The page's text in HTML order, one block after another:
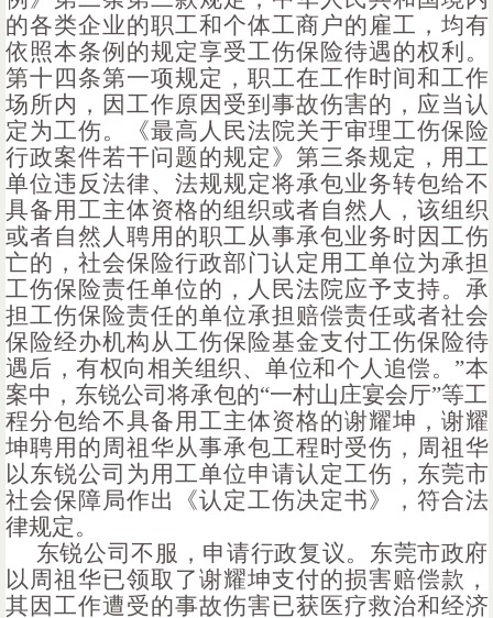
的各类企业的职工和个体工商户的雇工，均有
依照本条例的规定享受工伤保险待遇的权利。
第十四条第一项规定，职工在工作时间和工作
场所内，因工作原因受到事故伤害的，应当认
定为工伤。《最高人民法院关于审理工伤保险
行政案件若干问题的规定》第三条规定，用工
单位违反法律、法规规定将承包业务转包给不
具备用工主体资格的组织或者自然人，该组织
或者自然人聘用的职工从事承包业务时因工伤
亡的，社会保险行政部门认定用工单位为承担
工伤保险责任单位的，人民法院应予支持。承
担工伤保险责任的单位承担赔偿责任或者社会
保险经办机构从工伤保险基金支付工伤保险待
遇后，有权向相关组织、单位和个人追偿。”本
案中，东锐公司将承包的“一村山庄宴会厅”等工
程分包给不具备用工主体资格的谢耀坤，谢耀
坤聘用的周祖华从事承包工程时受伤，周祖华
以东锐公司为用工单位申请认定工伤，东莞市
社会保障局作出《认定工伤决定书》，符合法
律规定。
东锐公司不服，申请行政复议。东莞市政府
以周祖华已领取了谢耀坤支付的损害赔偿款，
其因工作遭受的事故伤害已获医疗救治和经济